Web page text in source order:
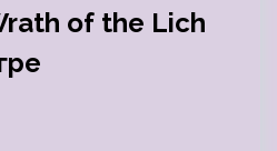
of the Lich